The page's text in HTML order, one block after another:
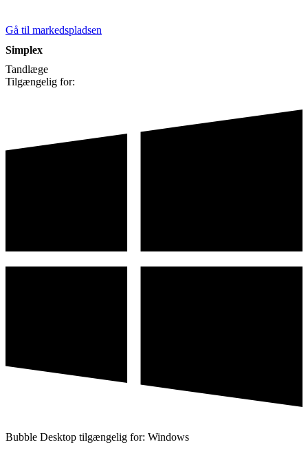
Gå til markedspladsen
Simplex
Tandlæge
Tilgængelig for:
Bubble Desktop tilgængelig for: Windows